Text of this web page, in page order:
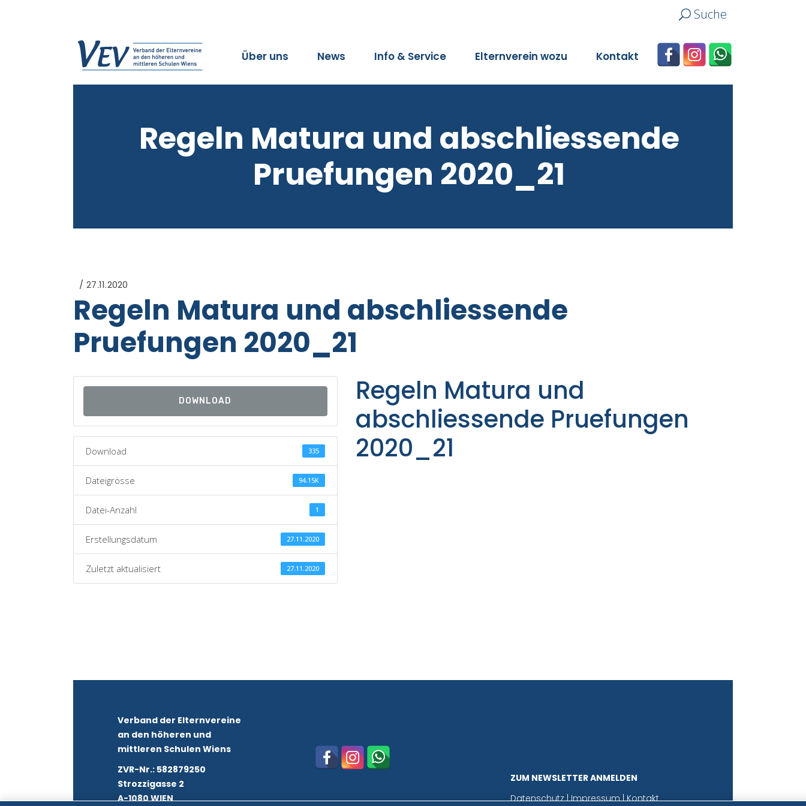
Suche
Über uns News Info & Service Elternverein wozu Kontakt
Regeln Matura und abschliessende
Pruefungen 2020_21
27.11.2020
Regeln Matura und abschliessende
Pruefungen 2020_21
DOWNLOAD
Download 335
Dateigrösse 94.15K
Datei-Anzahl 1
Erstellungsdatum 27.11.2020
Zuletzt aktualisiert 27.11.2020
Regeln Matura und
abschliessende Pruefungen
2020_21
Verband der Elternvereine
an den höheren und
mittleren Schulen Wiens
ZVR-Nr.: 582879250
Strozzigasse 2
A-1080 WIEN
ZUM NEWSLETTER ANMELDEN
Datenschutz|Impressum|Kontakt